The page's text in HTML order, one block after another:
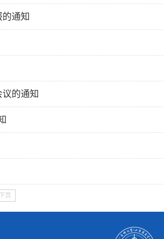
通知
的通知
下页